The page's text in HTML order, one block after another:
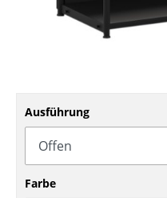
Sitzsäcke
Schaukelstühle
Bürodrehstühle
Konferenzstühle
Ausführung
Farbe